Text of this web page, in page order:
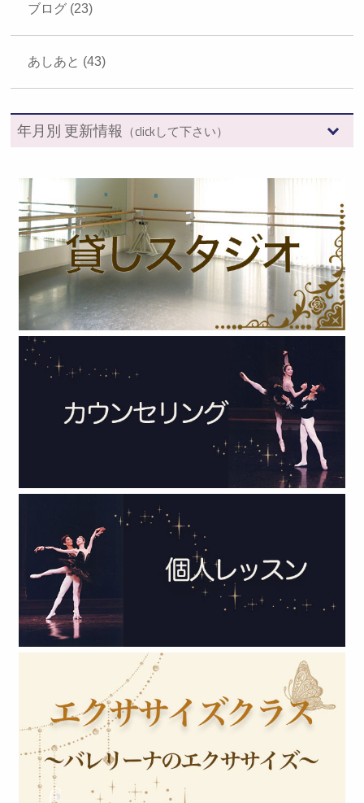
ブログ (23)
あしあと (43)
年月別 更新情報 （clickして下さい）
2026年 (7)
2025年 (12)
2024年 (12)
2023年 (13)
2020年 (3)
2019年 (1)
2018年 (3)
2017年 (2)
2016年 (3)
2015年 (6)